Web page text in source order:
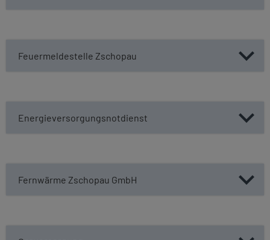
Feuermeldestelle Zschopau
Energieversorgungsnotdienst
Fernwärme Zschopau GmbH